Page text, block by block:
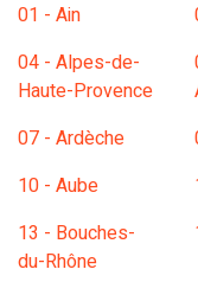
01 - Ain
04 - Alpes-de-
Haute-Provence
07 - Ardèche
10 - Aube
13 - Bouches-
du-Rhône